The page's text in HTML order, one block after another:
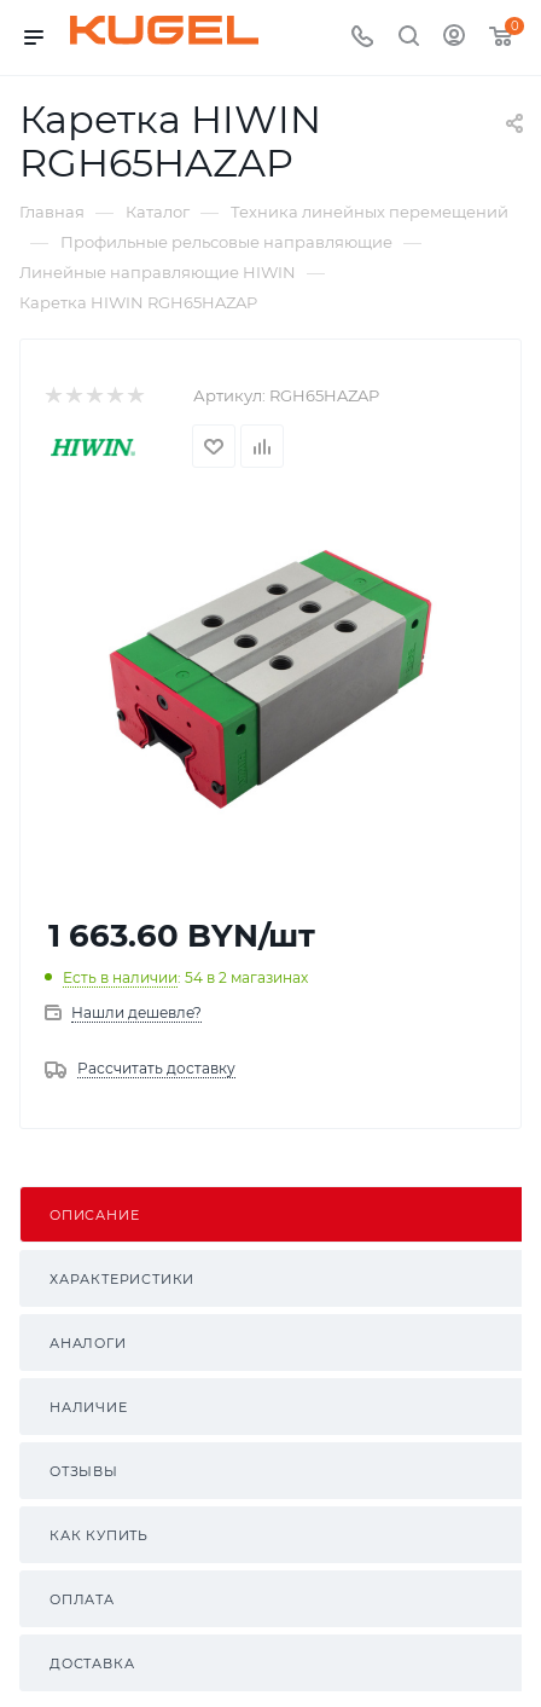
0
Каретка HIWIN
RGH65HAZAP
Главная — Каталог — Техника линейных перемещений
— Профильные рельсовые направляющие —
Линейные направляющие HIWIN —
Каретка HIWIN RGH65HAZAP
Артикул: RGH65HAZAP
1 663.60 BYN/шт
Есть в наличии: 54 в 2 магазинах
Нашли дешевле?
Рассчитать доставку
ОПИСАНИЕ
ХАРАКТЕРИСТИКИ
АНАЛОГИ
НАЛИЧИЕ
ОТЗЫВЫ
КАК КУПИТЬ
ОПЛАТА
ДОСТАВКА